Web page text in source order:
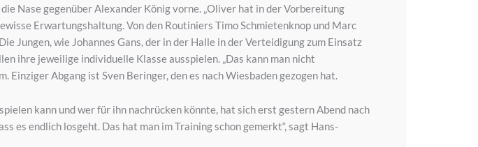
Nase gegenüber Alexander König vorne. „Oliver hat in der Vorbereitung
Erwartungshaltung. Von den Routiniers Timo Schmietenknop und Marc
Jungen, wie Johannes Gans, der in der Halle in der Verteidigung zum Einsatz
ihre jeweilige individuelle Klasse ausspielen. „Das kann man nicht
Einziger Abgang ist Sven Beringer, den es nach Wiesbaden gezogen hat.
kann und wer für ihn nachrücken könnte, hat sich erst gestern Abend nach
es endlich losgeht. Das hat man im Training schon gemerkt“, sagt Hans-